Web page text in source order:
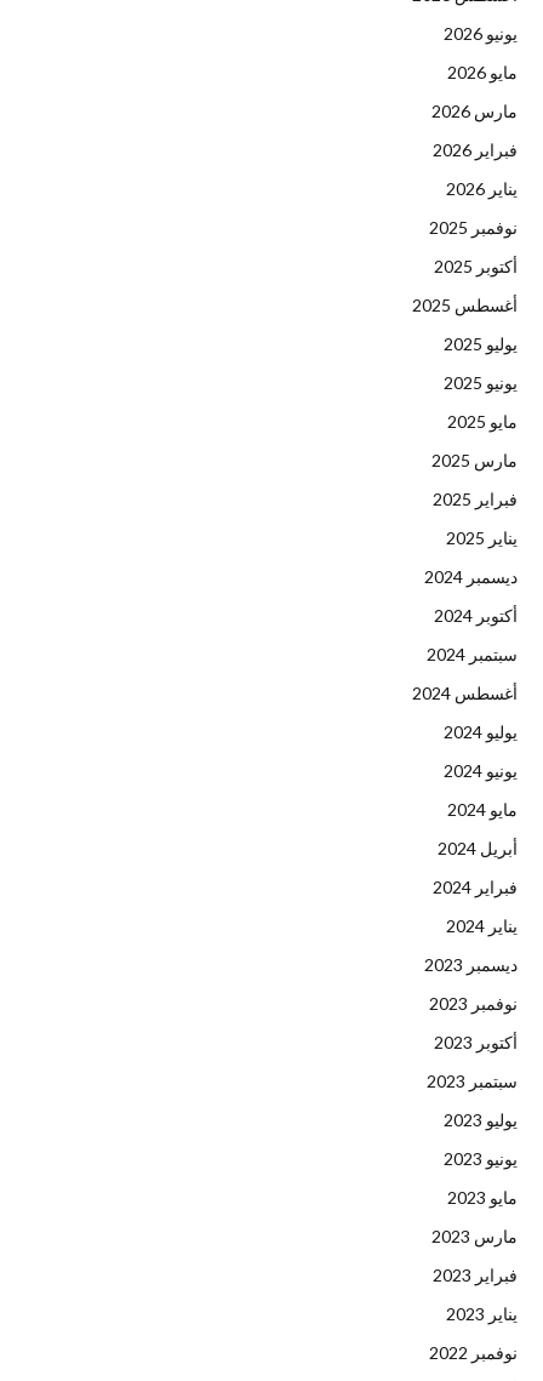
يونيو 2026
مايو 2026
مارس 2026
فبراير 2026
يناير 2026
نوفمبر 2025
أكتوبر 2025
أغسطس 2025
يوليو 2025
يونيو 2025
مايو 2025
مارس 2025
فبراير 2025
يناير 2025
ديسمبر 2024
أكتوبر 2024
سبتمبر 2024
أغسطس 2024
يوليو 2024
يونيو 2024
مايو 2024
أبريل 2024
فبراير 2024
يناير 2024
ديسمبر 2023
نوفمبر 2023
أكتوبر 2023
سبتمبر 2023
يوليو 2023
يونيو 2023
مايو 2023
مارس 2023
فبراير 2023
يناير 2023
نوفمبر 2022